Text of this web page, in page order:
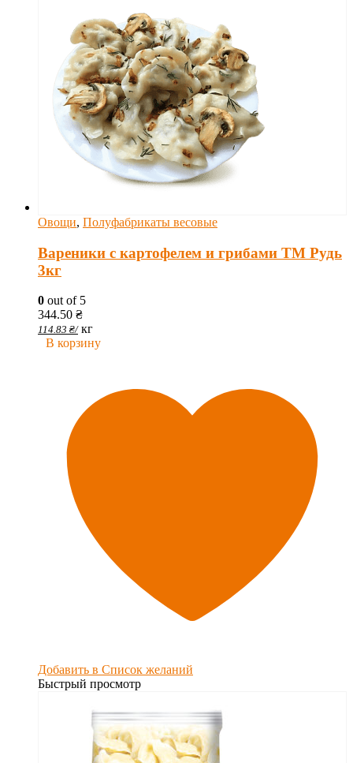
Овощи, Полуфабрикаты весовые
Вареники с картофелем и грибами ТМ Рудь
3кг
0 out of 5
344.50 ₴
114.83 ₴/ кг
В корзину
Добавить в Список желаний
Быстрый просмотр